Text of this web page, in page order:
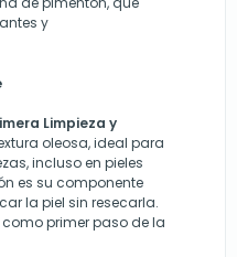
y
Limpieza y
oleosa, ideal para
incluso en pieles
es su componente
la piel sin resecarla.
primer paso de la